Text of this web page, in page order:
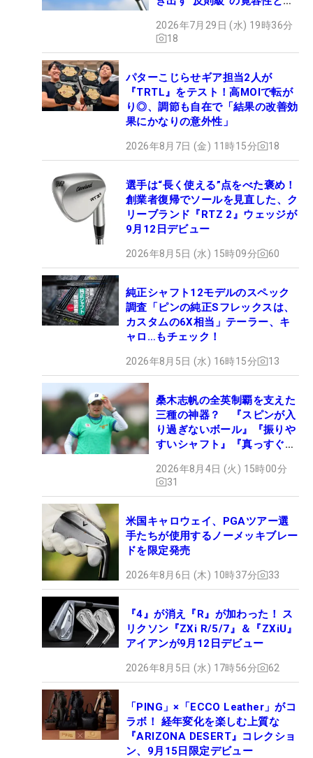
2026年7月29日 (水) 19時36分
18
パターこじらせギア担当2人が
『TRTL』をテスト！高MOIで転が
り◎、調節も自在で「結果の改善効
果にかなりの意外性」
2026年8月7日 (金) 11時15分 18
選手は“長く使える”点をべた褒め！
創業者復帰でソールを見直した、ク
リーブランド『RTZ 2』ウェッジが
9月12日デビュー
2026年8月5日 (水) 15時09分 60
純正シャフト12モデルのスペック
調査「ピンの純正Sフレックスは、
カスタムの6X相当」テーラー、キ
ャロ…もチェック！
2026年8月5日 (水) 16時15分 13
桑木志帆の全英制覇を支えた
三種の神器？ 『スピンが入
り過ぎないボール』『振りや
すいシャフト』『真っすぐ飛
セッティング
2026年8月4日 (火) 15時00分
31
米国キャロウェイ、PGAツアー選
手たちが使用するノーメッキブレー
ドを限定発売
2026年8月6日 (木) 10時37分 33
『4』が消え『R』が加わった！ ス
リクソン『ZXi R/5/7』＆『ZXiU』
アイアンが9月12日デビュー
2026年8月5日 (水) 17時56分 62
「PING」×「ECCO Leather」がコ
ラボ！ 経年変化を楽しむ上質な
『ARIZONA DESERT』コレクショ
ン、9月15日限定デビュー